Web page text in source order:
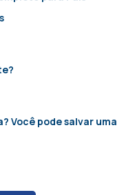
Você pode salvar uma